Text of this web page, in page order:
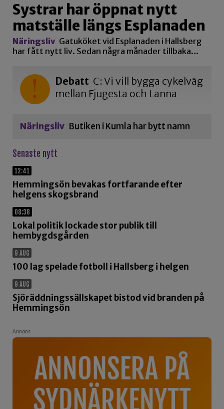
Systrar har öppnat nytt
matställe längs Esplanaden
Näringsliv Gatuköket vid Esplanaden i Hallsberg
har fått nytt liv. Sedan några månader tillbaka…
Debatt C: Vi vill bygga cykelväg
mellan Fjugesta och Lanna
Näringsliv Butiken i Kumla har bytt namn
Senaste nytt
12:41
Hemmingsön bevakas fortfarande efter
helgens skogsbrand
08:38
Lokal politik lockade stor publik till
hembygdsgården
9 AUG
100 lag spelade fotboll i Hallsberg i helgen
9 AUG
Sjöräddningssällskapet bistod vid branden på
Hemmingsön
Annons